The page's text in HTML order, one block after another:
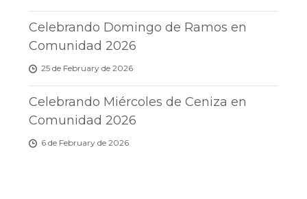
Celebrando Domingo de Ramos en
Comunidad 2026
25 de February de 2026
Celebrando Miércoles de Ceniza en
Comunidad 2026
6 de February de 2026